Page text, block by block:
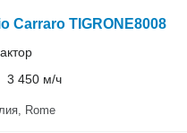
Carraro TIGRONE8008
3 450 м/ч
Rome